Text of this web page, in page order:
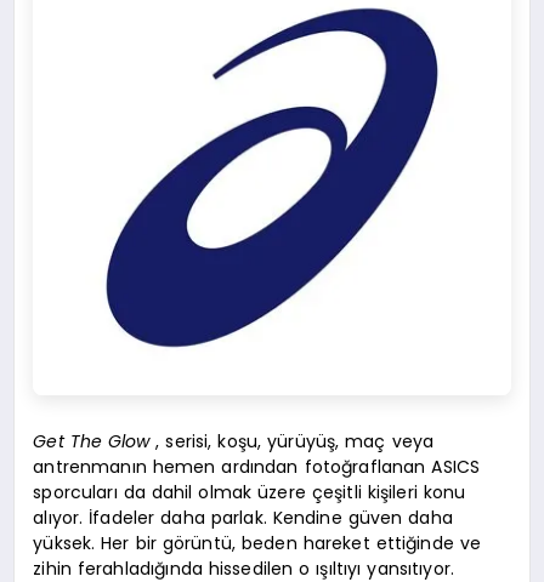
Get The Glow, serisi, koşu, yürüyüş, maç veya
antrenmanın hemen ardından fotoğraflanan ASICS
sporcuları da dahil olmak üzere çeşitli kişileri konu
alıyor. İfadeler daha parlak. Kendine güven daha
yüksek. Her bir görüntü, beden hareket ettiğinde ve
zihin ferahladığında hissedilen o ışıltıyı yansıtıyor.